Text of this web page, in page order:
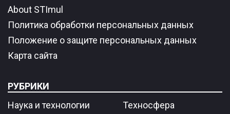
About STImul
Политика обработки персональных данных
Положение о защите персональных данных
Карта сайта
РУБРИКИ
Наука и технологии
Техносфера